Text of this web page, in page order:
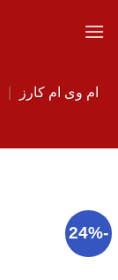
ام وی ام کارز
-24%